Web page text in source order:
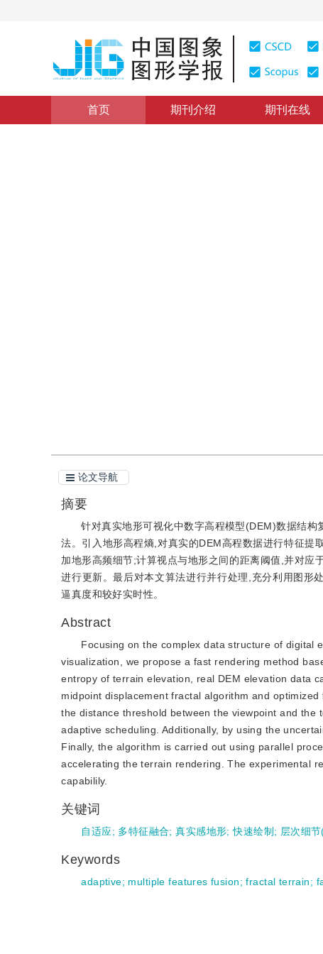
首页 期刊介绍 期刊在线
论文导航
摘要
针对真实地形可视化中数字高程模型(DEM)数据结
法。引入地形高程熵,对真实的DEM高程数据进行特征提
加地形高频细节;计算视点与地形之间的距离阈值,并对
进行更新。最后对本文算法进行并行处理,充分利用图形
逼真度和较好实时性。
Abstract
Focusing on the complex data structure of digital
visualization, we propose a fast rendering method
entropy of terrain elevation, real DEM elevation data
midpoint displacement fractal algorithm and
the distance threshold between the viewpoint and
adaptive scheduling. Additionally, by using the
Finally, the algorithm is carried out using parallel
accelerating the terrain rendering. The experimental
capabilily.
关键词
自适应; 多特征融合;真实感地形;快速绘制 ; 层次细
Keywords
adaptive; multiple features fusion;fractal terrain;